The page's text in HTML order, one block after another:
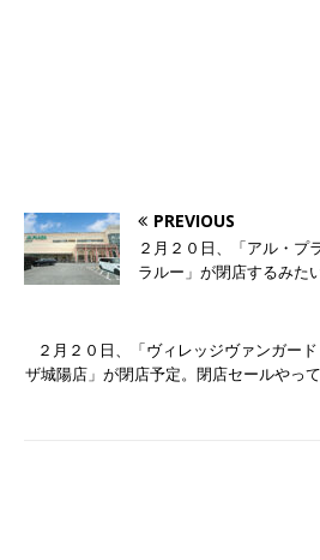
PREVIOUS
２月２０日、「アル・プ
ラルー」が閉店するみた
２月２０日、「ヴィレッジヴァンガー
ザ城陽店」が閉店予定。閉店セールやっ